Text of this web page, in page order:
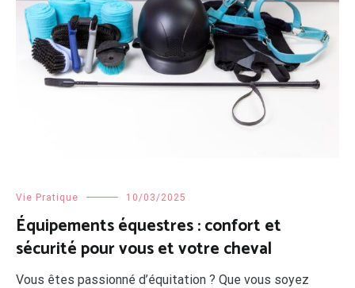
Vie Pratique 10/03/2025
Équipements équestres : confort et
sécurité pour vous et votre cheval
Vous êtes passionné d’équitation ? Que vous soyez